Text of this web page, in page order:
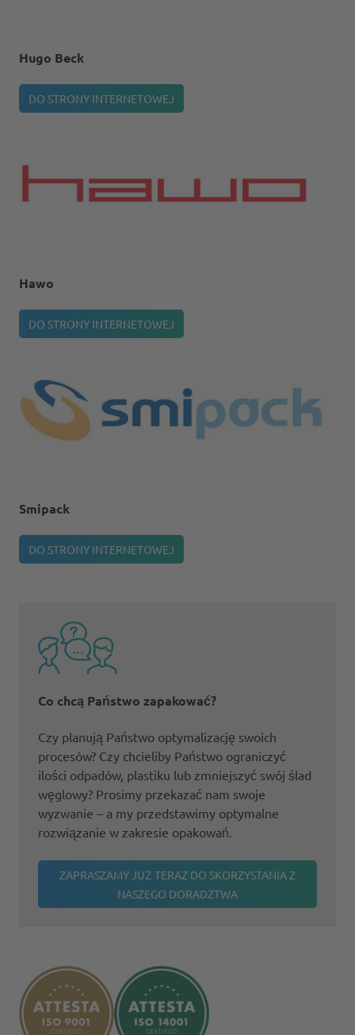
Hugo Beck
DO STRONY INTERNETOWEJ
Hawo
DO STRONY INTERNETOWEJ
Smipack
DO STRONY INTERNETOWEJ
Co chcą Państwo zapakować?
Czy planują Państwo optymalizację swoich
procesów? Czy chcieliby Państwo ograniczyć
ilości odpadów, plastiku lub zmniejszyć swój ślad
węglowy? Prosimy przekazać nam swoje
wyzwanie – a my przedstawimy optymalne
rozwiązanie w zakresie opakowań.
ZAPRASZAMY JUŻ TERAZ DO SKORZYSTANIA Z
NASZEGO DORADZTWA